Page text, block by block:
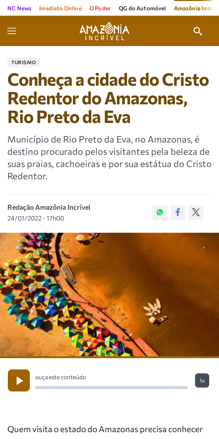
NC News Imediato Online O Poder QG do Automóvel Amazônia
TURISMO
Conheça a cidade do Cristo
Redentor do Amazonas,
Rio Preto da Eva
Município de Rio Preto da Eva, no Amazonas, é
destino procurado pelos visitantes pela beleza de
suas praias, cachoeiras e por sua estátua do Cristo
Redentor.
Redação Amazônia Incrível
24/01/2022 - 17h00
ouça este conteúdo
1x
Quem visita o estado do Amazonas precisa conhecer